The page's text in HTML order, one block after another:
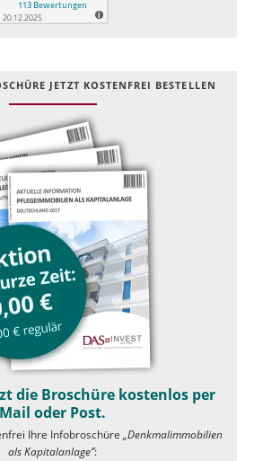
JETZT KOSTEN­FREI BESTELLEN
die Broschüre kostenlos per
Mail oder Post.
Ihre Infobroschüre „Denkmalimmobilien
als Kapitalanlage”: